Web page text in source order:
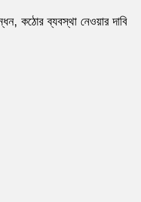
কঠোর ব্যবস্থা নেওয়ার দাবি